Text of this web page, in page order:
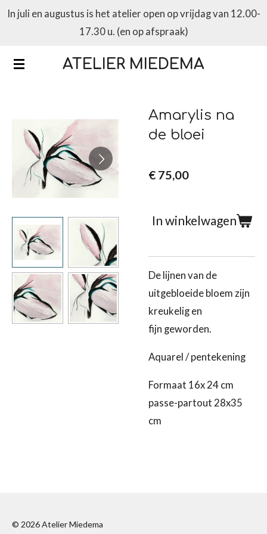
Ga
de
ATELIER MIEDEMA
In juli en augustus is het atelier open op vrijdag van 12.00-
17.30 u. (en op afspraak)
Amarylis na
de bloei
€ 75,00
In winkelwagen
De lijnen van de
uitgebloeide bloem zijn
kreukelig en
fijn geworden.
Aquarel / pentekening
Formaat 16x 24 cm
passe-partout 28x35
cm
© 2026 Atelier Miedema